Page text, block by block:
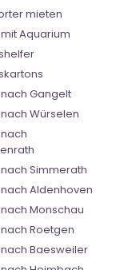
mieten
Aquarium
Gangelt
Würselen
Simmerath
Aldenhoven
Monschau
Roetgen
Baesweiler